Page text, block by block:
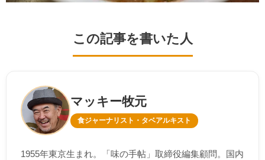
この記事を書いた人
マッキー牧元
食ジャーナリスト・タベアルキスト
1955年東京生まれ。「味の手帖」取締役編集顧問。国内